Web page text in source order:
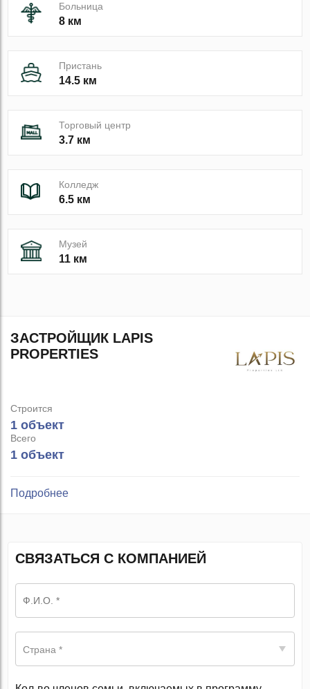
Больница
8 км
Пристань
14.5 км
Торговый центр
3.7 км
Колледж
6.5 км
Музей
11 км
ЗАСТРОЙЩИК LAPIS
PROPERTIES
Строится
1 объект
Всего
1 объект
Подробнее
СВЯЗАТЬСЯ С КОМПАНИЕЙ
Страна *